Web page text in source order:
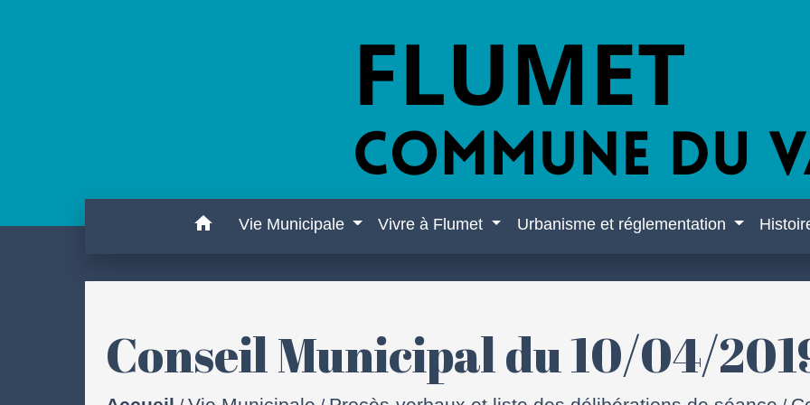
home Vie Municipale Vivre à Flumet Urbanisme et réglementation
Conseil Municipal du 10/04/